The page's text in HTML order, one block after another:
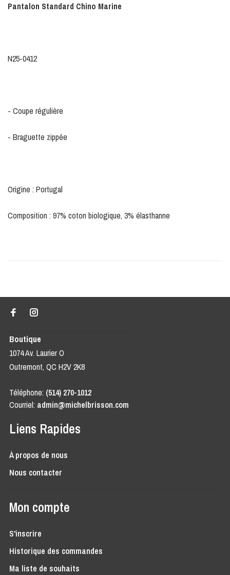
Pantalon Standard Chino Marine
N25-0412
- Coupe régulière
- Braguette zippée
Origine : Portugal
Composition : 97% coton biologique, 3% élasthanne
Boutique
1074 Av. Laurier O
Outremont, QC H2V 2K8
Téléphone: (514) 270-1012
Courriel: admin@michelbrisson.com
Liens Rapides
À propos de nous
Nous contacter
Mon compte
S'inscrire
Historique des commandes
Ma liste de souhaits